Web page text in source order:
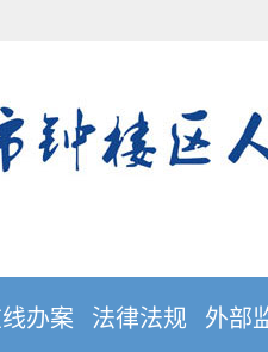
办案 法律法规 外部